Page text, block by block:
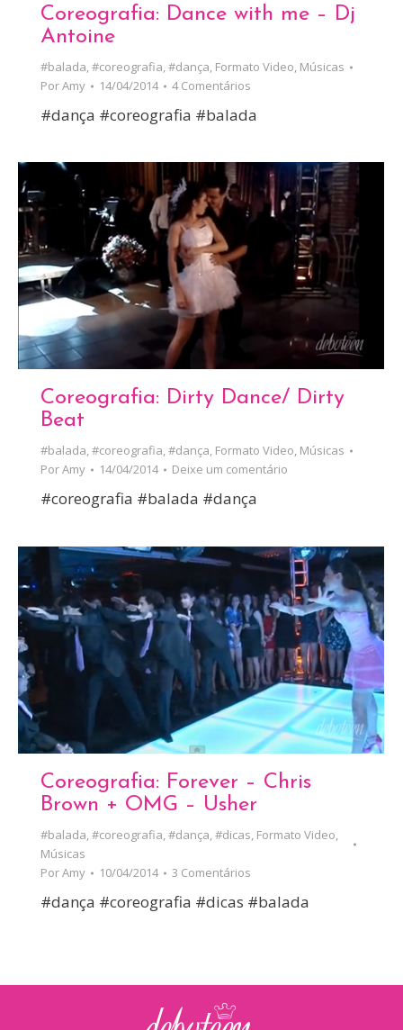
Coreografia: Dance with me – Dj
Antoine
#balada,#coreografia,#dança, Formato Video, Músicas
PorAmy 14/04/2014 4 Comentários
#dança #coreografia #balada
Coreografia: Dirty Dance/ Dirty
Beat
#balada,#coreografia,#dança, Formato Video, Músicas
PorAmy 14/04/2014 Deixe um comentário
#coreografia #balada #dança
Coreografia: Forever – Chris
Brown + OMG – Usher
#balada,#coreografia,#dança,#dicas, Formato Video,
Músicas
PorAmy 10/04/2014 3 Comentários
#dança #coreografia #dicas #balada